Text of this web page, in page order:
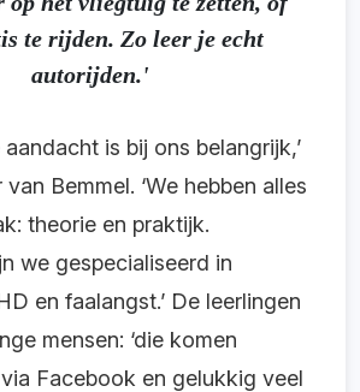
te rijden. Zo leer je echt
autorijden.'
aandacht is bij ons belangrijk,’
Bemmel. ‘We hebben alles
theorie en praktijk.
we gespecialiseerd in
en faalangst.’ De leerlingen
mensen: ‘die komen
Facebook en gelukkig veel